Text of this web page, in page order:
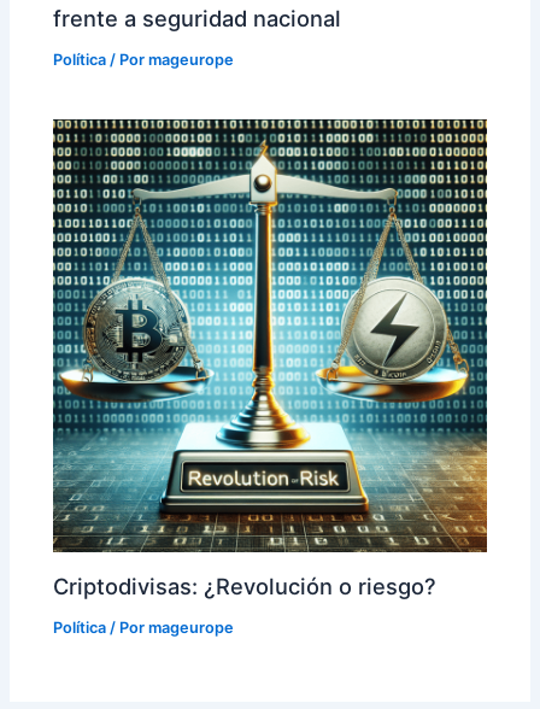
frente a seguridad nacional
Política / Pormageurope
Criptodivisas: ¿Revolución o riesgo?
Política / Pormageurope